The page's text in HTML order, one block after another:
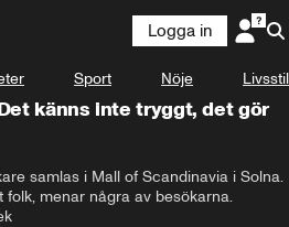
Logga in
Sport Nöje Livsstil
känns inte tryggt, det gör
samlas i Mall of Scandinavia i Solna.
menar några av besökarna.